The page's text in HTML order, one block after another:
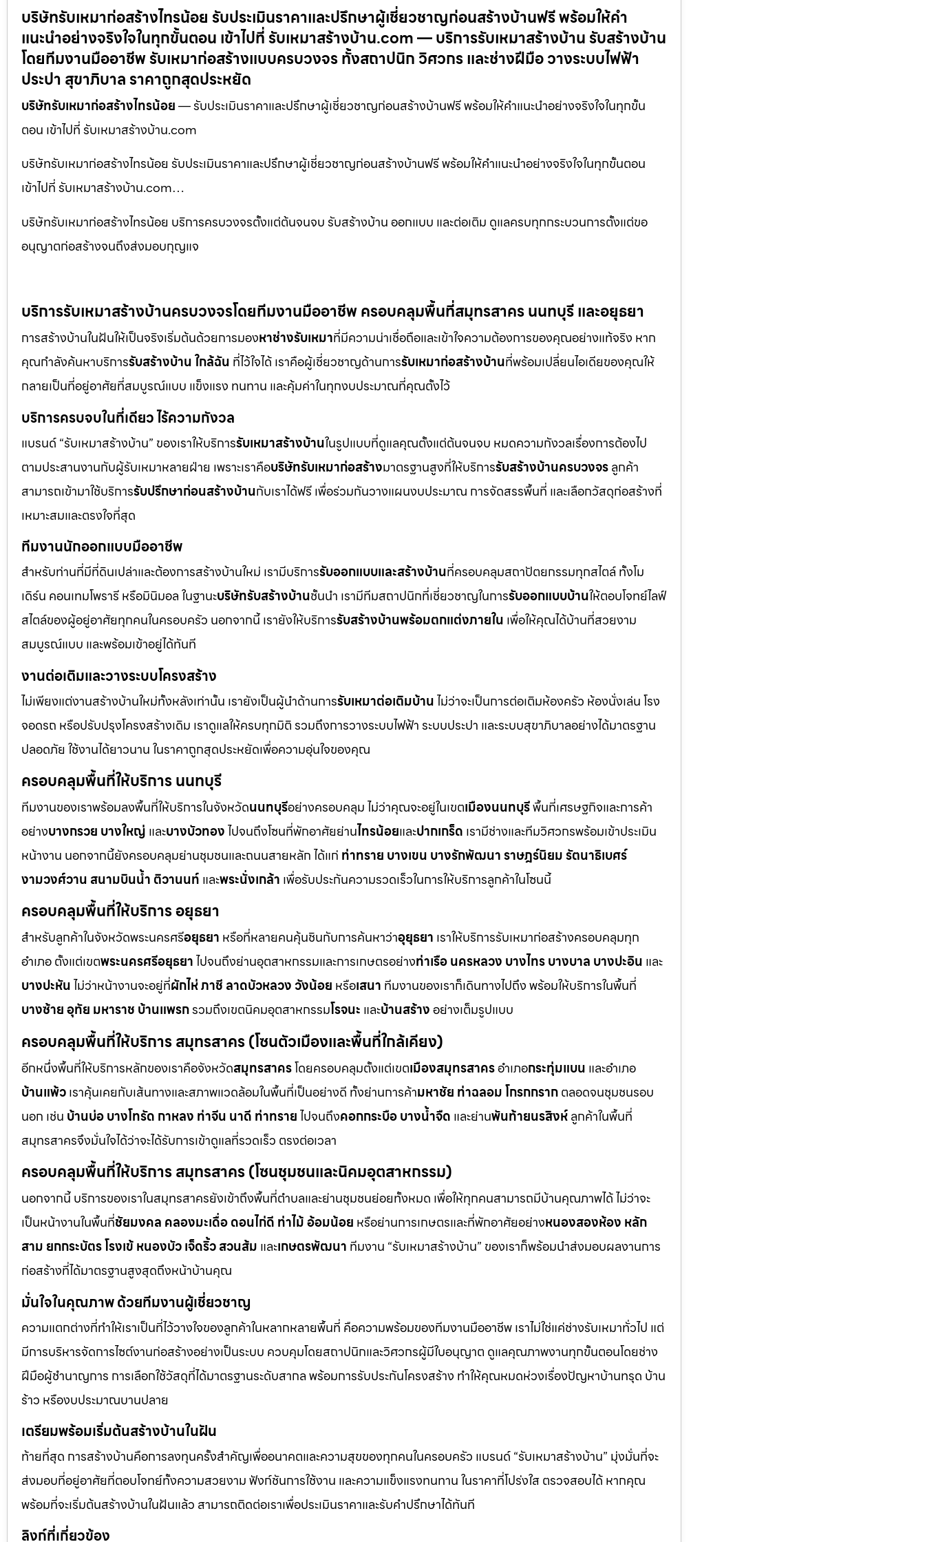
บริษัทรับเหมาก่อสร้างไทรน้อย รับประเมินราคาและปรึกษาผู้เชี่ยวชาญก่อนสร้างบ้านฟรี พร้อมให้คำ
แนะนำอย่างจริงใจในทุกขั้นตอน เข้าไปที่ รับเหมาสร้างบ้าน.com — บริการรับเหมาสร้างบ้าน รับสร้างบ้าน
โดยทีมงานมืออาชีพ รับเหมาก่อสร้างแบบครบวงจร ทั้งสถาปนิก วิศวกร และช่างฝีมือ วางระบบไฟฟ้า
ประปา สุขาภิบาล ราคาถูกสุดประหยัด
บริษัทรับเหมาก่อสร้างไทรน้อย— รับประเมินราคาและปรึกษาผู้เชี่ยวชาญก่อนสร้างบ้านฟรี พร้อมให้คำแนะนำอย่างจริงใจในทุกขั้น
ตอน เข้าไปที่ รับเหมาสร้างบ้าน.com
บริษัทรับเหมาก่อสร้างไทรน้อย รับประเมินราคาและปรึกษาผู้เชี่ยวชาญก่อนสร้างบ้านฟรี พร้อมให้คำแนะนำอย่างจริงใจในทุกขั้นตอน
เข้าไปที่ รับเหมาสร้างบ้าน.com…
บริษัทรับเหมาก่อสร้างไทรน้อย บริการครบวงจรตั้งแต่ต้นจนจบ รับสร้างบ้าน ออกแบบ และต่อเติม ดูแลครบทุกกระบวนการตั้งแต่ขอ
อนุญาตก่อสร้างจนถึงส่งมอบกุญแจ
บริการรับเหมาสร้างบ้านครบวงจรโดยทีมงานมืออาชีพ ครอบคลุมพื้นที่สมุทรสาคร นนทบุรี และอยุธยา
การสร้างบ้านในฝันให้เป็นจริงเริ่มต้นด้วยการมองหาช่างรับเหมาที่มีความน่าเชื่อถือและเข้าใจความต้องการของคุณอย่างแท้จริง หาก
คุณกำลังค้นหาบริการรับสร้างบ้าน ใกล้ฉัน ที่ไว้ใจได้ เราคือผู้เชี่ยวชาญด้านการรับเหมาก่อสร้างบ้านที่พร้อมเปลี่ยนไอเดียของคุณให้
กลายเป็นที่อยู่อาศัยที่สมบูรณ์แบบ แข็งแรง ทนทาน และคุ้มค่าในทุกงบประมาณที่คุณตั้งไว้
บริการครบจบในที่เดียว ไร้ความกังวล
แบรนด์ “รับเหมาสร้างบ้าน” ของเราให้บริการรับเหมาสร้างบ้านในรูปแบบที่ดูแลคุณตั้งแต่ต้นจนจบ หมดความกังวลเรื่องการต้องไป
ตามประสานงานกับผู้รับเหมาหลายฝ่าย เพราะเราคือบริษัทรับเหมาก่อสร้างมาตรฐานสูงที่ให้บริการรับสร้างบ้านครบวงจรลูกค้า
สามารถเข้ามาใช้บริการรับปรึกษาก่อนสร้างบ้านกับเราได้ฟรี เพื่อร่วมกันวางแผนงบประมาณ การจัดสรรพื้นที่ และเลือกวัสดุก่อสร้างที่
เหมาะสมและตรงใจที่สุด
ทีมงานนักออกแบบมืออาชีพ
สำหรับท่านที่มีที่ดินเปล่าและต้องการสร้างบ้านใหม่ เรามีบริการรับออกแบบและสร้างบ้านที่ครอบคลุมสถาปัตยกรรมทุกสไตล์ ทั้งโม
เดิร์น คอนเทมโพรารี หรือมินิมอล ในฐานะบริษัทรับสร้างบ้านชั้นนำ เรามีทีมสถาปนิกที่เชี่ยวชาญในการรับออกแบบบ้านให้ตอบโจทย์ไลฟ์
สไตล์ของผู้อยู่อาศัยทุกคนในครอบครัว นอกจากนี้ เรายังให้บริการรับสร้างบ้านพร้อมตกแต่งภายใน เพื่อให้คุณได้บ้านที่สวยงาม
สมบูรณ์แบบ และพร้อมเข้าอยู่ได้ทันที
งานต่อเติมและวางระบบโครงสร้าง
ไม่เพียงแต่งานสร้างบ้านใหม่ทั้งหลังเท่านั้น เรายังเป็นผู้นำด้านการรับเหมาต่อเติมบ้านไม่ว่าจะเป็นการต่อเติมห้องครัว ห้องนั่งเล่น โรง
จอดรถ หรือปรับปรุงโครงสร้างเดิม เราดูแลให้ครบทุกมิติ รวมถึงการวางระบบไฟฟ้า ระบบประปา และระบบสุขาภิบาลอย่างได้มาตรฐาน
ปลอดภัย ใช้งานได้ยาวนาน ในราคาถูกสุดประหยัดเพื่อความอุ่นใจของคุณ
ครอบคลุมพื้นที่ให้บริการ นนทบุรี
ทีมงานของเราพร้อมลงพื้นที่ให้บริการในจังหวัดนนทบุรีอย่างครอบคลุม ไม่ว่าคุณจะอยู่ในเขตเมืองนนทบุรีพื้นที่เศรษฐกิจและการค้า
อย่างบางกรวย บางใหญ่ และบางบัวทองไปจนถึงโซนที่พักอาศัยย่านไทรน้อยและปากเกร็ด เรามีช่างและทีมวิศวกรพร้อมเข้าประเมิน
หน้างาน นอกจากนี้ยังครอบคลุมย่านชุมชนและถนนสายหลัก ได้แก่ ท่าทราย บางเขน บางรักพัฒนา ราษฎร์นิยม รัตนาธิเบศร์
งามวงศ์วาน สนามบินน้ำ ติวานนท์ และพระนั่งเกล้า เพื่อรับประกันความรวดเร็วในการให้บริการลูกค้าในโซนนี้
ครอบคลุมพื้นที่ให้บริการ อยุธยา
สำหรับลูกค้าในจังหวัดพระนครศรีอยุธยา หรือที่หลายคนคุ้นชินกับการค้นหาว่าอุยุธยา เราให้บริการรับเหมาก่อสร้างครอบคลุมทุก
อำเภอ ตั้งแต่เขตพระนครศรีอยุธยาไปจนถึงย่านอุตสาหกรรมและการเกษตรอย่างท่าเรือ นครหลวง บางไทร บางบาล บางปะอิน และ
บางปะหันไม่ว่าหน้างานจะอยู่ที่ผักไห่ ภาชี ลาดบัวหลวง วังน้อย หรือเสนา ทีมงานของเราก็เดินทางไปถึง พร้อมให้บริการในพื้นที่
บางซ้าย อุทัย มหาราช บ้านแพรกรวมถึงเขตนิคมอุตสาหกรรมโรจนะ และบ้านสร้างอย่างเต็มรูปแบบ
ครอบคลุมพื้นที่ให้บริการ สมุทรสาคร (โซนตัวเมืองและพื้นที่ใกล้เคียง)
อีกหนึ่งพื้นที่ให้บริการหลักของเราคือจังหวัดสมุทรสาครโดยครอบคลุมตั้งแต่เขตเมืองสมุทรสาครอำเภอกระทุ่มแบน และอำเภอ
บ้านแพ้วเราคุ้นเคยกับเส้นทางและสภาพแวดล้อมในพื้นที่เป็นอย่างดี ทั้งย่านการค้ามหาชัย ท่าฉลอม โกรกกรากตลอดจนชุมชนรอบ
นอก เช่น บ้านบ่อ บางโทรัด กาหลง ท่าจีน นาดี ท่าทรายไปจนถึงคอกกระบือ บางน้ำจืด และย่านพันท้ายนรสิงห์ลูกค้าในพื้นที่
สมุทรสาครจึงมั่นใจได้ว่าจะได้รับการเข้าดูแลที่รวดเร็ว ตรงต่อเวลา
ครอบคลุมพื้นที่ให้บริการ สมุทรสาคร (โซนชุมชนและนิคมอุตสาหกรรม)
นอกจากนี้ บริการของเราในสมุทรสาครยังเข้าถึงพื้นที่ตำบลและย่านชุมชนย่อยทั้งหมด เพื่อให้ทุกคนสามารถมีบ้านคุณภาพได้ ไม่ว่าจะ
เป็นหน้างานในพื้นที่ชัยมงคล คลองมะเดื่อ ดอนไก่ดี ท่าไม้ อ้อมน้อย หรือย่านการเกษตรและที่พักอาศัยอย่างหนองสองห้อง หลัก
สาม ยกกระบัตร โรงเข้ หนองบัว เจ็ดริ้ว สวนส้ม และเกษตรพัฒนา ทีมงาน “รับเหมาสร้างบ้าน” ของเราก็พร้อมนำส่งมอบผลงานการ
ก่อสร้างที่ได้มาตรฐานสูงสุดถึงหน้าบ้านคุณ
มั่นใจในคุณภาพ ด้วยทีมงานผู้เชี่ยวชาญ
ความแตกต่างที่ทำให้เราเป็นที่ไว้วางใจของลูกค้าในหลากหลายพื้นที่ คือความพร้อมของทีมงานมืออาชีพ เราไม่ใช่แค่ช่างรับเหมาทั่วไป แต่
มีการบริหารจัดการไซต์งานก่อสร้างอย่างเป็นระบบ ควบคุมโดยสถาปนิกและวิศวกรผู้มีใบอนุญาต ดูแลคุณภาพงานทุกขั้นตอนโดยช่าง
ฝีมือผู้ชำนาญการ การเลือกใช้วัสดุที่ได้มาตรฐานระดับสากล พร้อมการรับประกันโครงสร้าง ทำให้คุณหมดห่วงเรื่องปัญหาบ้านทรุด บ้าน
ร้าว หรืองบประมาณบานปลาย
เตรียมพร้อมเริ่มต้นสร้างบ้านในฝัน
ท้ายที่สุด การสร้างบ้านคือการลงทุนครั้งสำคัญเพื่ออนาคตและความสุขของทุกคนในครอบครัว แบรนด์ “รับเหมาสร้างบ้าน” มุ่งมั่นที่จะ
ส่งมอบที่อยู่อาศัยที่ตอบโจทย์ทั้งความสวยงาม ฟังก์ชันการใช้งาน และความแข็งแรงทนทาน ในราคาที่โปร่งใส ตรวจสอบได้ หากคุณ
พร้อมที่จะเริ่มต้นสร้างบ้านในฝันแล้ว สามารถติดต่อเราเพื่อประเมินราคาและรับคำปรึกษาได้ทันที
ลิงก์ที่เกี่ยวข้อง